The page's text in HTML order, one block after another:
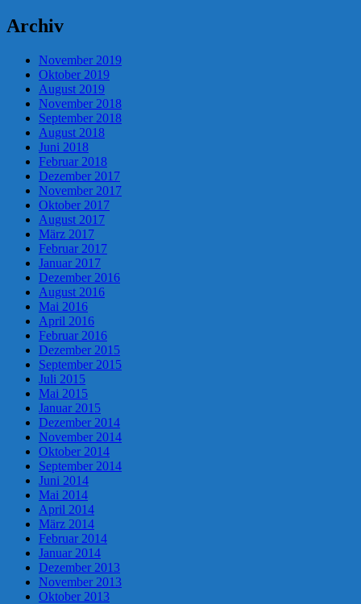
Archiv
November 2019
Oktober 2019
August 2019
November 2018
September 2018
August 2018
Juni 2018
Februar 2018
Dezember 2017
November 2017
Oktober 2017
August 2017
März 2017
Februar 2017
Januar 2017
Dezember 2016
August 2016
Mai 2016
April 2016
Februar 2016
Dezember 2015
September 2015
Juli 2015
Mai 2015
Januar 2015
Dezember 2014
November 2014
Oktober 2014
September 2014
Juni 2014
Mai 2014
April 2014
März 2014
Februar 2014
Januar 2014
Dezember 2013
November 2013
Oktober 2013